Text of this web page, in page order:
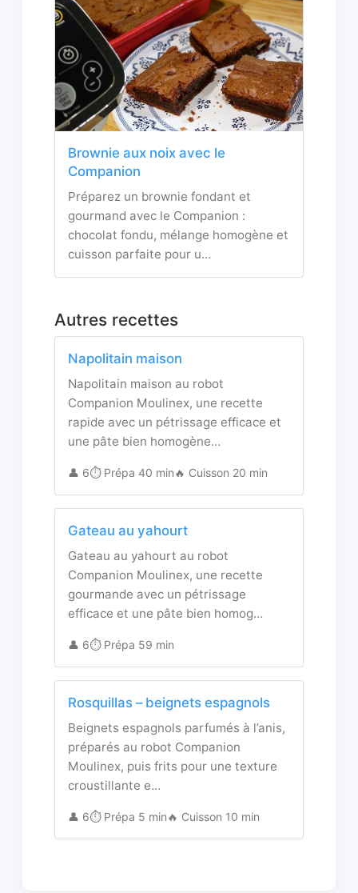
Brownie aux noix avec le
Companion
Préparez un brownie fondant et
gourmand avec le Companion :
chocolat fondu, mélange homogène et
cuisson parfaite pour u…
Autres recettes
Napolitain maison
Napolitain maison au robot
Companion Moulinex, une recette
rapide avec un pétrissage efficace et
une pâte bien homogène…
👤 6⏱️ Prépa 40 min🔥 Cuisson 20 min
Gateau au yahourt
Gateau au yahourt au robot
Companion Moulinex, une recette
gourmande avec un pétrissage
efficace et une pâte bien homog…
👤 6⏱️ Prépa 59 min
Rosquillas – beignets espagnols
Beignets espagnols parfumés à l’anis,
préparés au robot Companion
Moulinex, puis frits pour une texture
croustillante e…
👤 6⏱️ Prépa 5 min🔥 Cuisson 10 min